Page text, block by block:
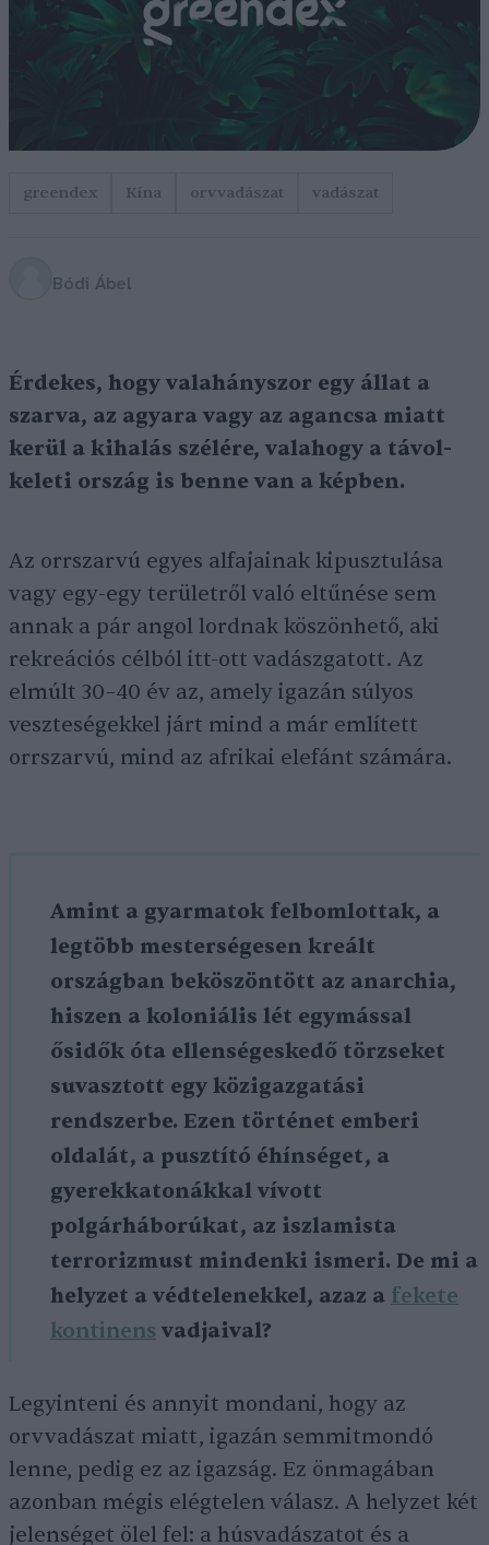
greendex Kína orvvadászat vadászat
Bódi Ábel
Érdekes, hogy valahányszor egy állat a
szarva, az agyara vagy az agancsa miatt
kerül a kihalás szélére, valahogy a távol-
keleti ország is benne van a képben.
Az orrszarvú egyes alfajainak kipusztulása
vagy egy-egy területről való eltűnése sem
annak a pár angol lordnak köszönhető, aki
rekreációs célból itt-ott vadászgatott. Az
elmúlt 30–40 év az, amely igazán súlyos
veszteségekkel járt mind a már említett
orrszarvú, mind az afrikai elefánt számára.
Amint a gyarmatok felbomlottak, a
legtöbb mesterségesen kreált
országban beköszöntött az anarchia,
hiszen a koloniális lét egymással
ősidők óta ellenségeskedő törzseket
suvasztott egy közigazgatási
rendszerbe. Ezen történet emberi
oldalát, a pusztító éhínséget, a
gyerekkatonákkal vívott
polgárháborúkat, az iszlamista
terrorizmust mindenki ismeri. De mi a
helyzet a védtelenekkel, azaz a fekete
kontinens vadjaival?
Legyinteni és annyit mondani, hogy az
orvvadászat miatt, igazán semmitmondó
lenne, pedig ez az igazság. Ez önmagában
azonban mégis elégtelen válasz. A helyzet két
jelenséget ölel fel: a húsvadászatot és a